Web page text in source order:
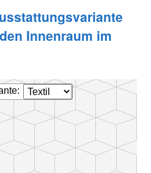
Innenraum im